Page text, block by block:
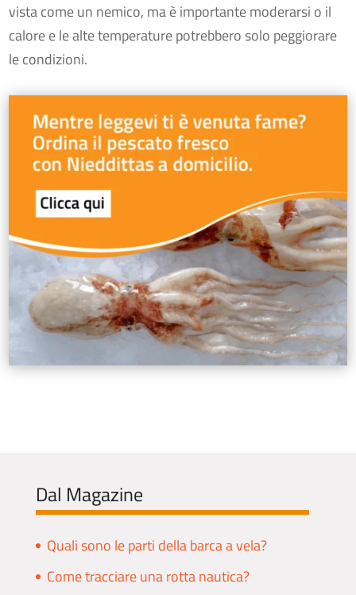
vista come un nemico, ma è importante moderarsi o il
calore e le alte temperature potrebbero solo peggiorare
le condizioni.
Dal Magazine
Quali sono le parti della barca a vela?
Come tracciare una rotta nautica?